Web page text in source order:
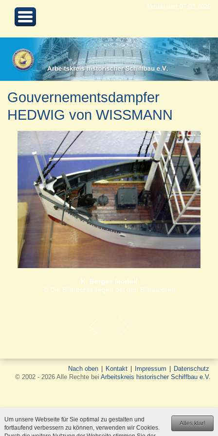
Aktualisiert 07.03.2026
Gouvernementsdampfer
HEDWIG von WISSMANN
K. Berges Modell
© Die Bildrechte liegen bei den Bildautoren
Nach oben Kontakt Impressum
Datenschutz
© 2002 - 2026 Alle Rechte bei Arbeitskreis historischer Schiffbau e.V.
Alles klar!
Um unsere Webseite für Sie optimal zu gestalten und
fortlaufend verbessern zu können, verwenden wir Cookies.